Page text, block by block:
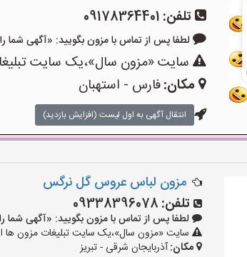
تلفن: 09178364401
لطفا پس از تماس با مزون بگویید: «آگهی شما را در
سایت «مزون سال»،یک سایت
مکان:فارس - استهبان
انتقال آگهی به اول لیست (افزایش بازدید)
مزون لباس عروس گل نرگس
تلفن: 09338396078
لطفا پس از تماس با مزون بگویید: «آگهی شما را در
سایت «مزون سال»،یک سایت تبلیغات مزون ها
مکان:آذربایجان شرقی - تبریز